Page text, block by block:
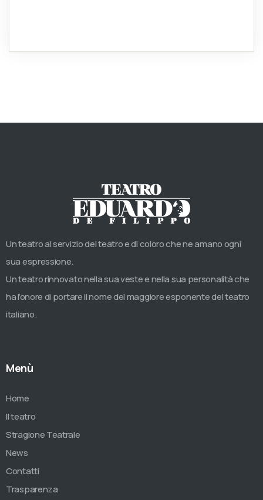
Un teatro al servizio del teatro e di coloro che ne amano ogni
sua espressione.
Un teatro rinnovato nella sua veste e nella sua personalità che
ha l’onore di portare il nome del maggiore esponente del teatro
italiano.
Menù
Home
Il teatro
Stragione Teatrale
News
Contatti
Trasparenza